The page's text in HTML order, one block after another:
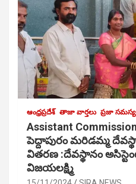
ఆంధ్రప్రదేశ్ తాజా వార్తలు ప్రజా
Assistant
పెద్దాపురం మరిడమ్మ
వితరణ :దేవస్థానం
విజయలక్ష్మి